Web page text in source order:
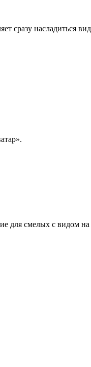
сразу насладиться
для смелых с видом на